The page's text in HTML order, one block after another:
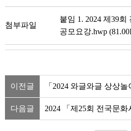
첨부파일
붙임 1. 2024 제39
공모요강.hwp
이전글 「2024 와글와글 상상
다음글 2024 「제25회 전국문